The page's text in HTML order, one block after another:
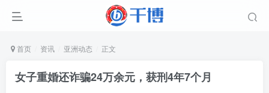
首页 资讯 亚洲动态 正文
女子重婚还诈骗24万余元，获刑4年7个月